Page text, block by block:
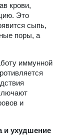
крови,
Это
сыпь,
поры, а
иммунной
и
и ухудшение